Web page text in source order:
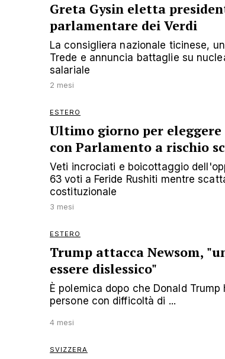
Greta Gysin eletta
parlamentare dei Verdi
La consigliera nazionale ticinese,
Trede e annuncia battaglie su
salariale
2 mesi
ESTERO
Ultimo giorno per
con Parlamento a rischio
Veti incrociati e boicottaggio
63 voti a Feride Rushiti mentre
costituzionale
3 mesi
ESTERO
Trump attacca Newsom,
essere dislessico"
È polemica dopo che Donald
persone con difficoltà di ...
4 mesi
SVIZZERA